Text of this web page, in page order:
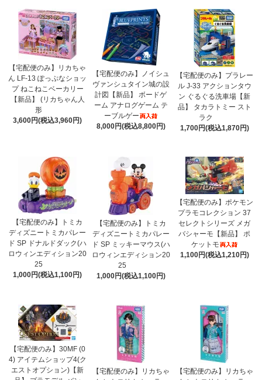
【宅配便のみ】リカちゃ
ん LF-13 ぽっぷなショッ
プ ねこねこベーカリー
【新品】 (リカちゃん人
形
3,600円(税込3,960円)
【宅配便のみ】ノイシュ
ヴァンシュタイン城の設
計図【新品】 ボードゲ
ーム アナログゲーム テ
ーブルゲー
8,000円(税込8,800円)
【宅配便のみ】プラレー
ル J-33 アクションタウ
ン ぐるぐる洗車場【新
品】 タカラトミー スト
ラク
1,700円(税込1,870円)
【宅配便のみ】トミカ
ディズニートミカパレー
ド SP ドナルドダック(ハ
ロウィンエディション20
25
1,000円(税込1,100円)
【宅配便のみ】トミカ
ディズニートミカパレー
ド SP ミッキーマウス(ハ
ロウィンエディション20
25
1,000円(税込1,100円)
【宅配便のみ】ポケモン
プラモコレクション 37
セレクトシリーズ メガ
バシャーモ【新品】 ポ
ケットモ
1,100円(税込1,210円)
【宅配便のみ】30MF (0
4) アイテムショップ4(ク
エストオプション)【新
【宅配便のみ】リカちゃ
【宅配便のみ】リカちゃ